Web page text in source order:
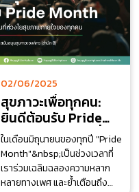
02/06/2025
สุขภาวะเพื่อทุกคน:
ยินดีต้อนรับ Pride
Month ด้วยหัวใจที่เปิด
กว้าง และที่ทำงานที่
ห่วงใยสุขภาพกายใจ
ของทุกคน
ในเดือนมิถุนายนของทุกปี "Pride
Month"&nbsp;เป็นช่วงเวลาที่
เราร่วมเฉลิมฉลองความหลาก
หลายทางเพศ และย้ำเตือนถึง